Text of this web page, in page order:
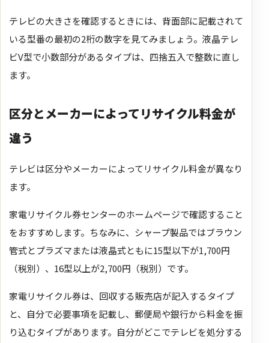
テレビの大きさを確認するときには、背面部に記載されて
いる型番の最初の2桁の数字を見てみましょう。液晶テレ
ビV型で小数部分があるタイプは、四捨五入で整数に直し
ます。
区分とメーカーによってリサイクル料金が
違う
テレビは区分やメーカーによってリサイクル料金が異なり
ます。
家電リサイクル券センターのホームページで確認すること
をおすすめします。ちなみに、シャープ製品ではブラウン
管式とプラズマまたは液晶式ともに15型以下が1,700円
（税別）、16型以上が2,700円（税別）です。
家電リサイクル券は、回収する販売店が記入するタイプ
と、自分で必要事項を記載し、郵便局や銀行から料金を振
り込むタイプがあります。自分がどこでテレビを処分する